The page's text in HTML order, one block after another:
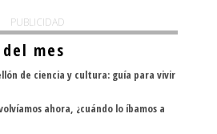
PUBLICIDAD
mes
de ciencia y cultura: guía para vivir
ahora, ¿cuándo lo íbamos a